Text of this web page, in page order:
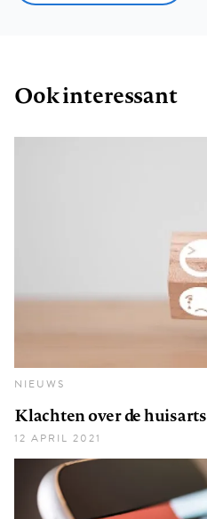
Ook interessant
NIEUWS
Klachten over de huisarts
12 APRIL 2021